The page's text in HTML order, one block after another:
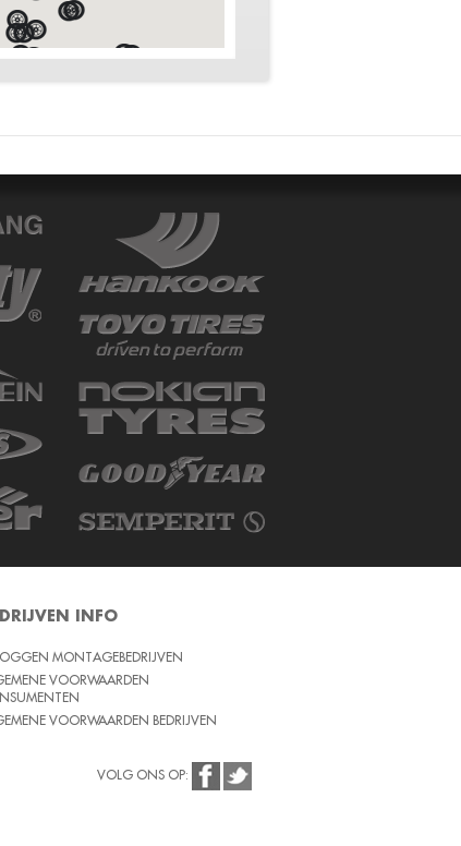
INFO
MONTAGEBEDRIJVEN
VOORWAARDEN
VOORWAARDEN BEDRIJVEN
VOLG ONS OP: